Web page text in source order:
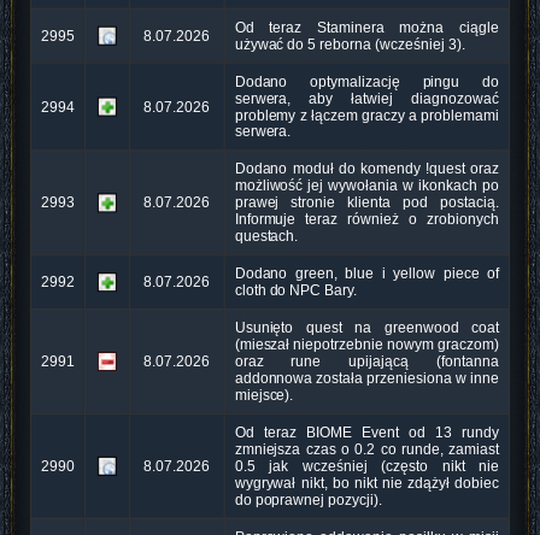
2995 8.07.2026
Od teraz Staminera można ciągle
używać do 5 reborna (wcześniej 3).
2994 8.07.2026
Dodano optymalizację pingu do
serwera, aby łatwiej diagnozować
problemy z łączem graczy a problemami
serwera.
2993 8.07.2026
Dodano moduł do komendy !quest oraz
możliwość jej wywołania w ikonkach po
prawej stronie klienta pod postacią.
Informuje teraz również o zrobionych
questach.
2992 8.07.2026 Dodano green, blue i yellow piece of
cloth do NPC Bary.
2991 8.07.2026
Usunięto quest na greenwood coat
(mieszał niepotrzebnie nowym graczom)
oraz rune upijającą (fontanna
addonnowa została przeniesiona w inne
miejsce).
2990 8.07.2026
Od teraz BIOME Event od 13 rundy
zmniejsza czas o 0.2 co runde, zamiast
0.5 jak wcześniej (często nikt nie
wygrywał nikt, bo nikt nie zdążył dobiec
do poprawnej pozycji).